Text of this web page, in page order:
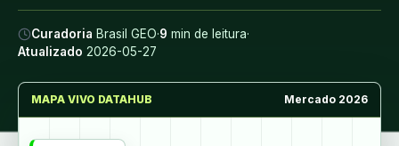
Curadoria Brasil GEO·9 min de leitura·
Atualizado 2026-05-27
MAPA VIVO DATAHUB Mercado 2026